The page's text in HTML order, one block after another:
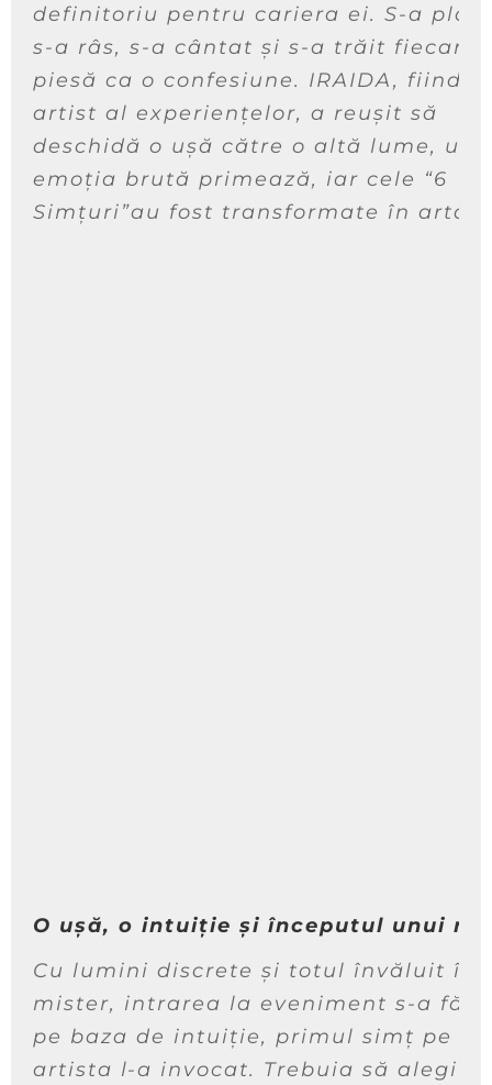
definitoriu pentru cariera ei. S-a
s-a râs, s-a cântat și s-a trăit fiecare
piesă ca o confesiune. IRAIDA, fiind
artist al experiențelor, a reușit să
deschidă o ușă către o altă lume,
emoția brută primează, iar cele “6
Simțuri”au fost transformate în artă.
O ușă, o intuiție și începutul unui
Cu lumini discrete și totul învăluit în
mister, intrarea la eveniment s-a
pe baza de intuiție, primul simț pe
artista l-a invocat. Trebuia să alegi